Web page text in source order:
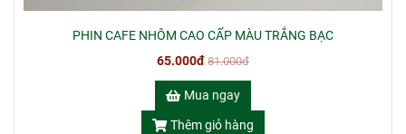
PHIN CAFE NHÔM CAO CẤP MÀU TRẮNG BẠC
65.000đ 81.000đ
Mua ngay
Thêm giỏ hàng